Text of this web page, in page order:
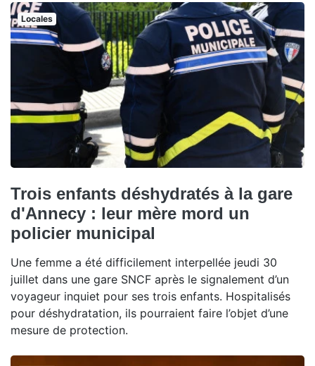
Locales
Trois enfants déshydratés à la gare
d'Annecy : leur mère mord un
policier municipal
Une femme a été difficilement interpellée jeudi 30
juillet dans une gare SNCF après le signalement d’un
voyageur inquiet pour ses trois enfants. Hospitalisés
pour déshydratation, ils pourraient faire l’objet d’une
mesure de protection.